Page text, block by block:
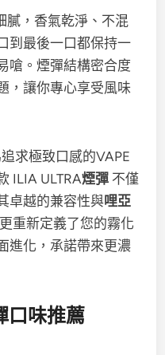
膩，香氣乾淨、不混
到最後一口都保持一
嗆。煙彈結構密合度
，讓你專心享受風味
求極致口感的VAPE
ILIA ULTRA煙彈 不僅
卓越的兼容性與哩亞
重新定義了您的霧化
進化，承諾帶來更濃
口味推薦